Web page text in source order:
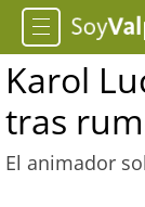
Karol
tras
El animador